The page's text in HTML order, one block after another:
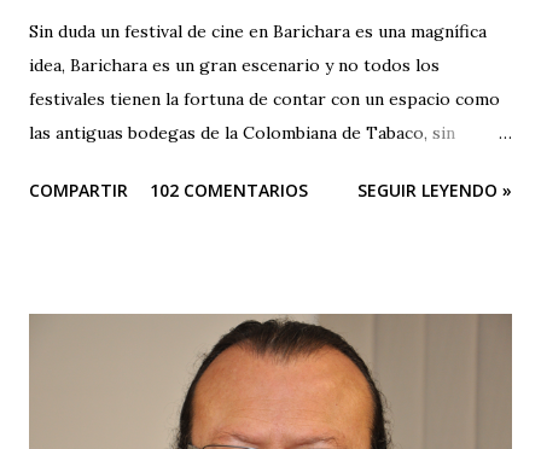
Sin duda un festival de cine en Barichara es una magnífica
idea, Barichara es un gran escenario y no todos los
festivales tienen la fortuna de contar con un espacio como
las antiguas bodegas de la Colombiana de Tabaco, sin
lástima que las buenas intenciones de sus organizadores se
organizadores no puedan hacer otra cosa que sepultar el
festival, ¿no hay en Santander gente profesional que pueda
organizar un evento de esta magnitud y no se quede sólo
en publicidad y grandes ambiciones? Muy buena su
COMPARTIR 102 COMENTARIOS SEGUIR LEYENDO »